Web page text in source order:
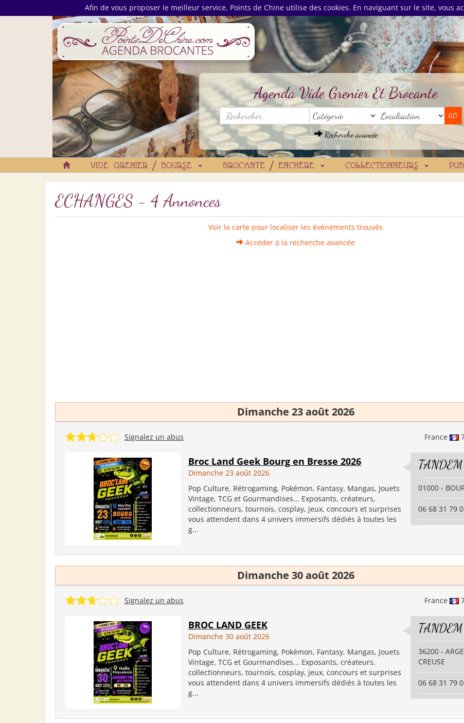
Afin de vous proposer le meilleur service, Points de Chine utilise des cookies. En naviguant sur le site, vous
Agenda Vide Grenier Et Brocante
Recherche avancée
VIDE GRENIER / BOURSE BROCANTE / ENCHÈRE COLLECTIONNEURS
ECHANGES - 4 Annonces
Voir la carte pour localiser les événements trouvés
Accéder à la recherche avancée
Dimanche 23 août 2026
France
Signalez un abus
Broc Land Geek Bourg en Bresse 2026
Dimanche 23 août 2026
Pop Culture, Rétrogaming, Pokémon, Fantasy, Mangas, Jouets
Vintage, TCG et Gourmandises... Exposants, créateurs,
collectionneurs, tournois, cosplay, jeux, concours et surprises
vous attendent dans 4 univers immersifs dédiés à toutes les
g...
01000 -
06 68 31 79
Dimanche 30 août 2026
France
Signalez un abus
BROC LAND GEEK
Dimanche 30 août 2026
Pop Culture, Rétrogaming, Pokémon, Fantasy, Mangas, Jouets
Vintage, TCG et Gourmandises... Exposants, créateurs,
collectionneurs, tournois, cosplay, jeux, concours et surprises
vous attendent dans 4 univers immersifs dédiés à toutes les
g...
36200 -
CREUSE
06 68 31 79